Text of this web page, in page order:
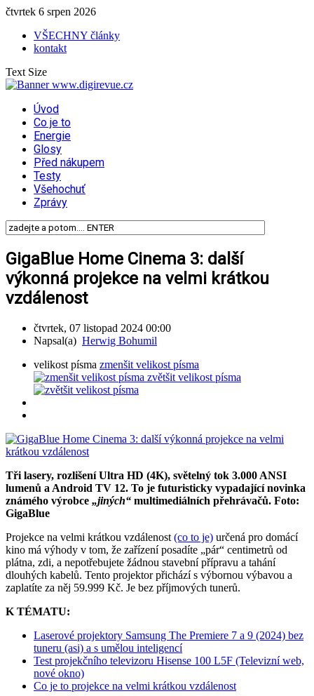
čtvrtek 6 srpen 2026
VŠECHNY články
kontakt
Text Size
Úvod
Co je to
Energie
Glosy
Před nákupem
Testy
Všehochuť
Zprávy
GigaBlue Home Cinema 3: další
výkonná projekce na velmi krátkou
vzdálenost
čtvrtek, 07 listopad 2024 00:00
Napsal(a) Herwig Bohumil
velikost písma zmenšit velikost písma
zvětšit velikost písma
Tři lasery, rozlišení Ultra HD (4K), světelný tok 3.000 ANSI
lumenů a Android TV 12. To je futuristicky vypadající novinka
známého výrobce „jiných“ multimediálních přehrávačů. Foto:
GigaBlue
Projekce na velmi krátkou vzdálenost (co to je) určená pro domácí
kino má výhody v tom, že zařízení posadíte „pár“ centimetrů od
plátna, zdi, a nepotřebujete žádnou stavební přípravu a tahání
dlouhých kabelů. Tento projektor přichází s výbornou výbavou a
zaplatíte za něj 59.999 Kč. Je bez příjmových tunerů.
K TÉMATU:
Laserové projektory Samsung The Premiere 7 a 9 (2024) bez
tuneru (asi) a s umělou inteligencí
Test projekčního televizoru Hisense 100 L5F (Televizní web,
nové okno)
Co je to projekce na velmi krátkou vzdálenost